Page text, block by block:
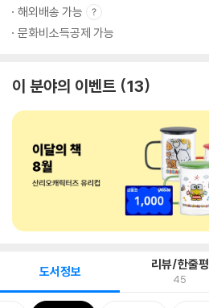
해외배송 가능
문화비소득공제 가능
이 분야의 이벤트 13
도서정보 리뷰/한줄평
45